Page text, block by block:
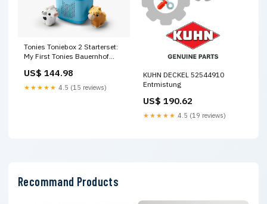
Tonies Toniebox 2 Starterset:
My First Tonies Bauernhof
Schleich
US$ 144.98
★★★★★ 4.5 (15 reviews)
KUHN DECKEL 52544910
Entmistung
US$ 190.62
★★★★★ 4.5 (19 reviews)
Recommand Products